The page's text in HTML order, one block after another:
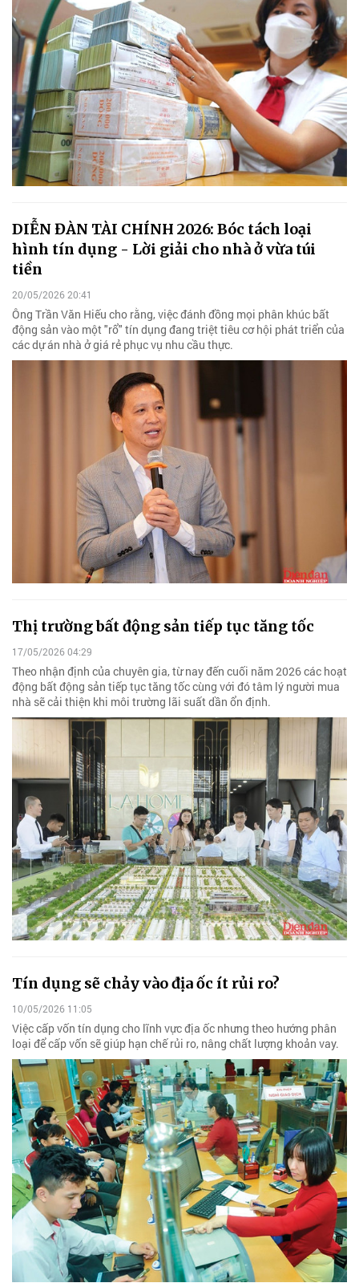
DIỄN ĐÀN TÀI CHÍNH 2026: Bóc tách loại
hình tín dụng - Lời giải cho nhà ở vừa túi
tiền
20/05/2026 20:41
Ông Trần Văn Hiếu cho rằng, việc đánh đồng mọi phân khúc bất
động sản vào một "rổ" tín dụng đang triệt tiêu cơ hội phát triển của
các dự án nhà ở giá rẻ phục vụ nhu cầu thực.
Thị trường bất động sản tiếp tục tăng tốc
17/05/2026 04:29
Theo nhận định của chuyên gia, từ nay đến cuối năm 2026 các hoạt
động bất động sản tiếp tục tăng tốc cùng với đó tâm lý người mua
nhà sẽ cải thiện khi môi trường lãi suất dần ổn định.
Tín dụng sẽ chảy vào địa ốc ít rủi ro?
10/05/2026 11:05
Việc cấp vốn tín dụng cho lĩnh vực địa ốc nhưng theo hướng phân
loại để cấp vốn sẽ giúp hạn chế rủi ro, nâng chất lượng khoản vay.